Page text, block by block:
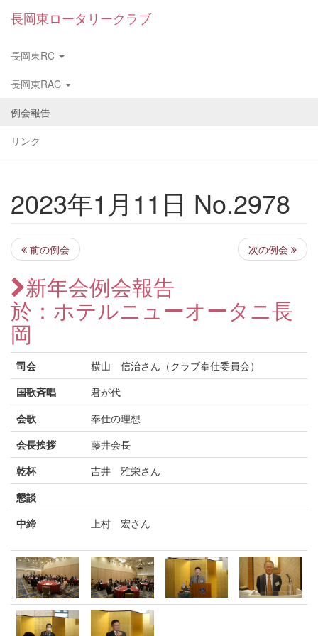
長岡東ロータリークラブ
長岡東RC
長岡東RAC
例会報告
リンク
2023年1月11日 No.2978
前の例会 次の例会
新年会例会報告
於：ホテルニューオータニ長
岡
司会
横山 信治さん（クラブ奉仕委員会）
国歌斉唱
君が代
会歌
奉仕の理想
会長挨拶
藤井会長
乾杯
吉井 雅栄さん
懇談
中締
上村 宏さん